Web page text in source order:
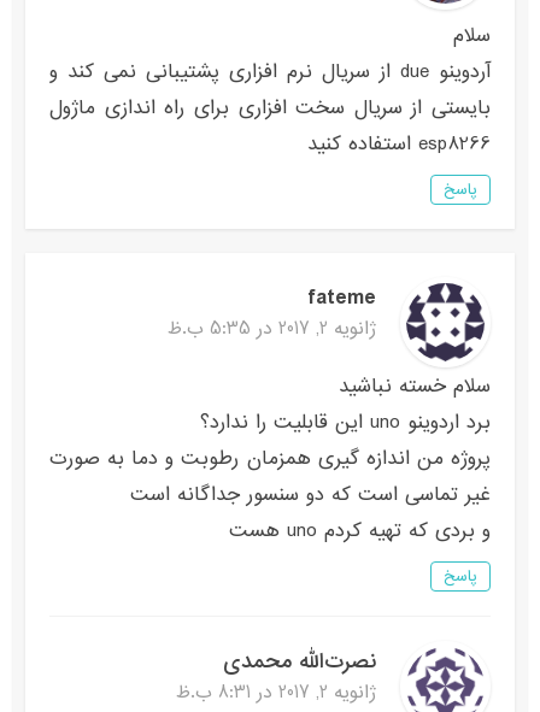
سلام
آردوینو due از سریال نرم افزاری پشتیبانی نمی کند و
بایستی از سریال سخت افزاری برای راه اندازی ماژول
esp8266 استفاده کنید
پاسخ
fateme
ژانویه 2, 2017 در 5:35 ب.ظ
سلام خسته نباشید
برد اردوینو uno این قابلیت را ندارد؟
پروژه من اندازه گیری همزمان رطوبت و دما به صورت
غیر تماسی است که دو سنسور جداگانه است
و بردی که تهیه کردم uno هست
پاسخ
نصرت‌الله محمدی
ژانویه 2, 2017 در 8:31 ب.ظ